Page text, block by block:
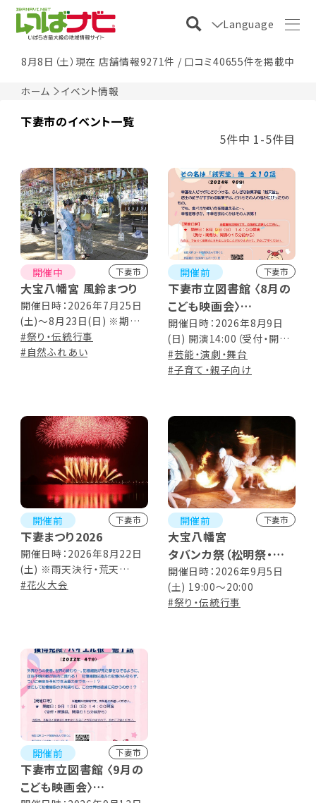
Language
8月8日（土）現在 店舗情報9271件 / 口コミ40655件を掲載中
ホーム イベント情報
下妻市のイベント一覧
5件中 1-5件目
開催中 下妻市
大宝八幡宮 風鈴まつり
開催日時：2026年7月25日
(土)～8月23日(日) ※期間
中は毎日21:00頃までライト
アップ
#祭り・伝統行事
#自然ふれあい
開催前 下妻市
下妻市立図書館 〈8月の
こども映画会〉
ふしぎ駄菓子屋 銭天堂
10巻 その名は「銭天堂」
他 全10話
開催日時：2026年8月9日
(日) 開演14:00（受付・開場
は開演の15分前から） ※上
映時間 90分
#芸能・演劇・舞台
#子育て・親子向け
開催前 下妻市
下妻まつり2026
開催日時：2026年8月22日
(土) ※雨天決行・荒天
8/23(日)に順延 【下妻まつ
#花火大会
開催前 下妻市
大宝八幡宮
タバンカ祭（松明祭・冬
瓜まつり）
開催日時：2026年9月5日
(土) 19:00～20:00
#祭り・伝統行事
開催前 下妻市
下妻市立図書館 〈9月の
こども映画会〉